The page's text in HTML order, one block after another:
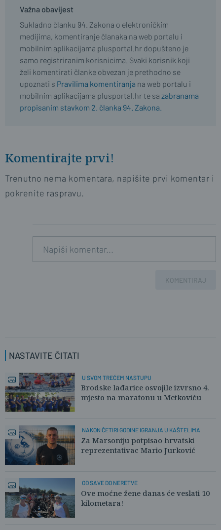
Važna obavijest
Sukladno članku 94. Zakona o elektroničkim
medijima, komentiranje članaka na web portalu i
mobilnim aplikacijama plusportal.hr dopušteno je
samo registriranim korisnicima. Svaki korisnik koji
želi komentirati članke obvezan je prethodno se
upoznati s Pravilima komentiranja na web portalu i
mobilnim aplikacijama plusportal.hr te sa zabranama
propisanim stavkom 2. članka 94. Zakona.
Komentirajte prvi!
Trenutno nema komentara, napišite prvi komentar i
pokrenite raspravu.
KOMENTIRAJ
NASTAVITE ČITATI
U SVOM TREĆEM NASTUPU
Brodske lađarice osvojile izvrsno 4.
mjesto na maratonu u Metkoviću
NAKON ČETIRI GODINE IGRANJA U KAŠTELIMA
Za Marsoniju potpisao hrvatski
reprezentativac Mario Jurković
OD SAVE DO NERETVE
Ove moćne žene danas će veslati 10
kilometara!